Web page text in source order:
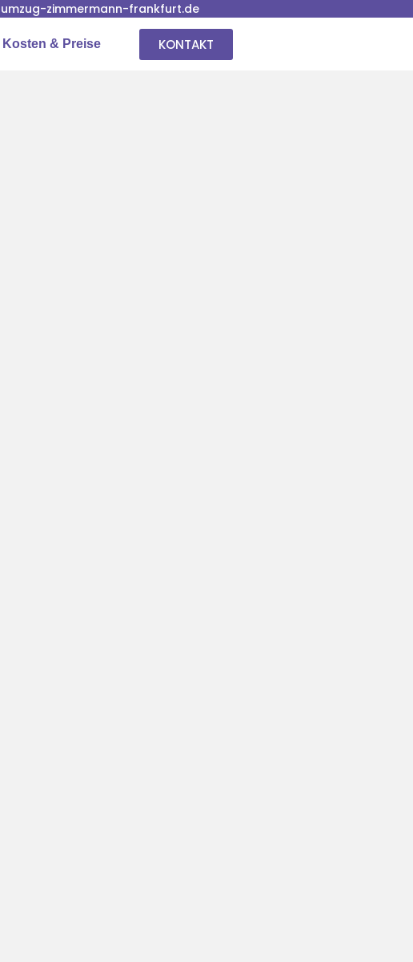
zimmermann-frankfurt.de
Kosten & Preise KONTAKT